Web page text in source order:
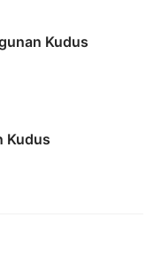
Kudus
Kudus